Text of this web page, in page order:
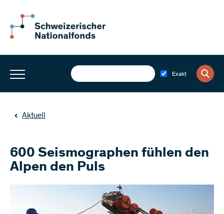
Exakt
Aktuell
600 Seismographen fühlen den
Alpen den Puls